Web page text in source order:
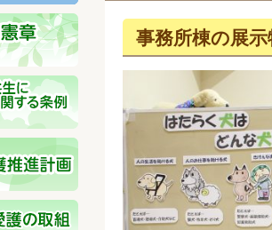
事務所棟の展